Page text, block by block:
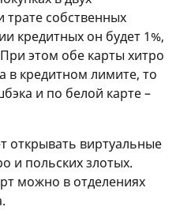
трате собственных
кредитных он будет 1%,
этом обе карты хитро
в кредитном лимите, то
и по белой карте –
открывать виртуальные
и польских злотых.
можно в отделениях